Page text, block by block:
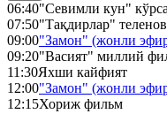
06:40"Севимли кун"
07:50"Тақдирлар"
09:00"Замон" (жонли
09:20"Васият" миллий
11:30Яхши кайфият
12:00"Замон" (жонли
12:15Хориж фильм